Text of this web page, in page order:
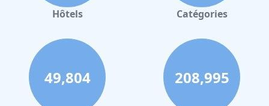
Hôtels à Gerardmer
Hôtels à Deauville
Hôtels à Bayonne
Hôtels aux Sables d Olonne
Hôtels Catégories
49,804 208,995